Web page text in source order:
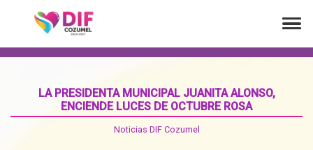
LA PRESIDENTA MUNICIPAL JUANITA ALONSO,
ENCIENDE LUCES DE OCTUBRE ROSA
Noticias DIF Cozumel